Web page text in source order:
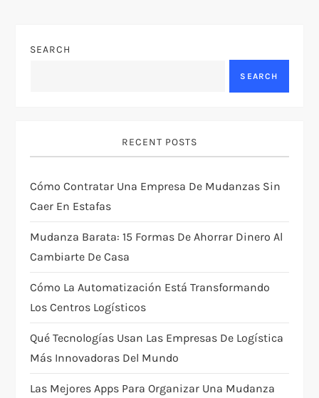
n
i
g
a
t
i
o
n
SEARCH
SEARCH
RECENT POSTS
Cómo Contratar Una Empresa De Mudanzas Sin
Caer En Estafas
Mudanza Barata: 15 Formas De Ahorrar Dinero Al
Cambiarte De Casa
Cómo La Automatización Está Transformando
Los Centros Logísticos
Qué Tecnologías Usan Las Empresas De Logística
Más Innovadoras Del Mundo
Las Mejores Apps Para Organizar Una Mudanza